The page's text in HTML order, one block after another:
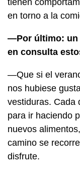
en torno a la
—Por último: un
en consulta
—Que si el
nos hubiese
vestiduras. Cada
para ir haciendo
nuevos
camino se
disfrute.